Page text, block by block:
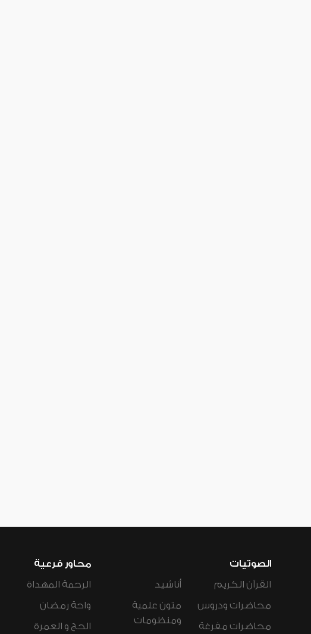
الصوتيات
القرآن الكريم
محاضرات ودروس
محاضرات مفرغة
أناشيد
متون علمية
ومنظومات
محاور فرعية
الرحمة المهداة
واحة رمضان
الحج و العمرة